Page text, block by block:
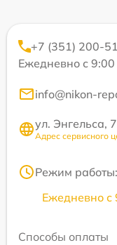
+7 (351) 200-
Ежедневно с
info@nikon-
ул. Энгельса,
Адрес сервисного
Режим работы:
Ежедневно с
Способы оплаты